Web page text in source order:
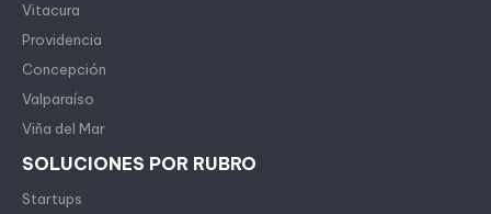
Vitacura
Providencia
Concepción
Valparaíso
Viña del Mar
SOLUCIONES POR RUBRO
Startups